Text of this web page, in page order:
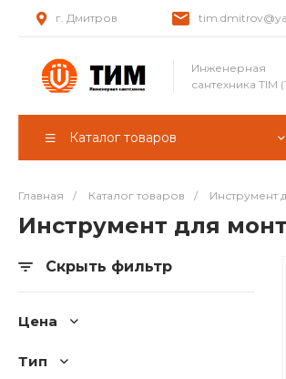
г. Дмитров
Инженерная
сантехника TIM
Каталог товаров
Главная / Каталог товаров / Инструмент
Инструмент для
Скрыть фильтр
Цена
Тип